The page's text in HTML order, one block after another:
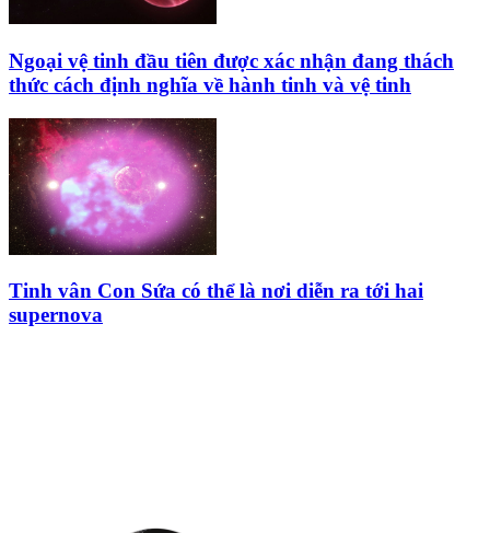
Ngoại vệ tinh đầu tiên được xác nhận đang thách
thức cách định nghĩa về hành tinh và vệ tinh
Tinh vân Con Sứa có thể là nơi diễn ra tới hai
supernova